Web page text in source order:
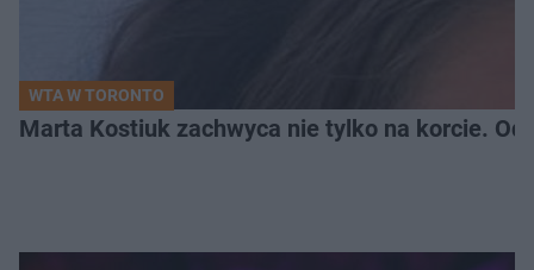
WTA W TORONTO
Marta Kostiuk zachwyca nie tylko na korcie.